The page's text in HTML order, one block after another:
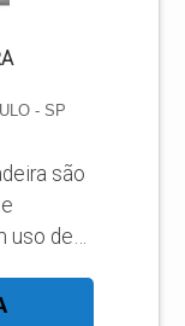
- SP
são
uso de
o